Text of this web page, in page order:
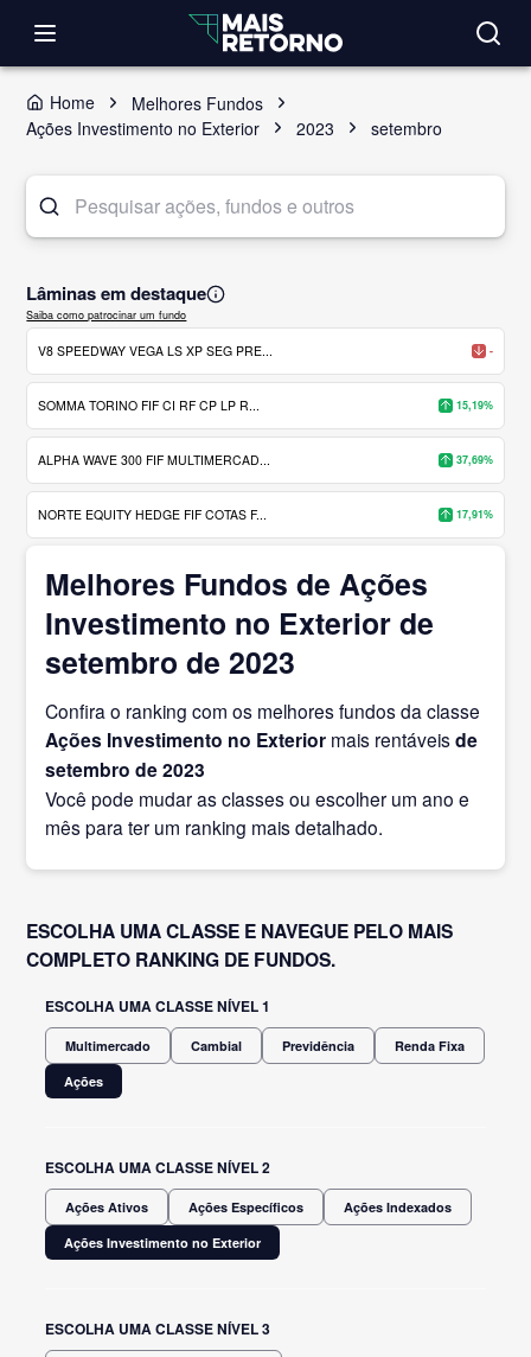
Home
Melhores Fundos
Ações Investimento no Exterior
2023 setembro
Lâminas em destaque
Saiba como patrocinar um fundo
V8 SPEEDWAY VEGA LS XP SEG PRE... -
SOMMA TORINO FIF CI RF CP LP R... 15,19%
ALPHA WAVE 300 FIF MULTIMERCAD... 37,69%
NORTE EQUITY HEDGE FIF COTAS F... 17,91%
Melhores Fundos de Ações
Investimento no Exterior de
setembro de 2023
Confira o ranking com os melhores fundos da classe
Ações Investimento no Exterior mais rentáveisde
setembro de 2023
Você pode mudar as classes ou escolher um ano e
mês para ter um ranking mais detalhado.
ESCOLHA UMA CLASSE E NAVEGUE PELO MAIS
COMPLETO RANKING DE FUNDOS.
ESCOLHA UMA CLASSE NÍVEL 1
Multimercado Cambial Previdência
Renda Fixa
Ações
ESCOLHA UMA CLASSE NÍVEL 2
Ações Ativos Ações Específicos
Ações Indexados
Ações Investimento no Exterior
ESCOLHA UMA CLASSE NÍVEL 3